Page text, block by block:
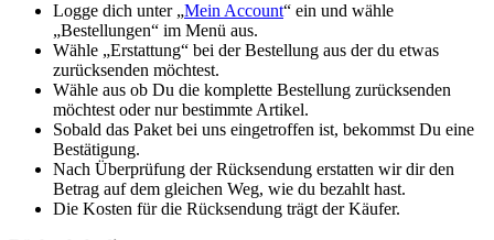
Logge dich unter „Mein Account“ ein und wähle
„Bestellungen“ im Menü aus.
Wähle „Erstattung“ bei der Bestellung aus der du etwas
zurücksenden möchtest.
Wähle aus ob Du die komplette Bestellung zurücksenden
möchtest oder nur bestimmte Artikel.
Sobald das Paket bei uns eingetroffen ist, bekommst Du eine
Bestätigung.
Nach Überprüfung der Rücksendung erstatten wir dir den
Betrag auf dem gleichen Weg, wie du bezahlt hast.
Die Kosten für die Rücksendung trägt der Käufer.